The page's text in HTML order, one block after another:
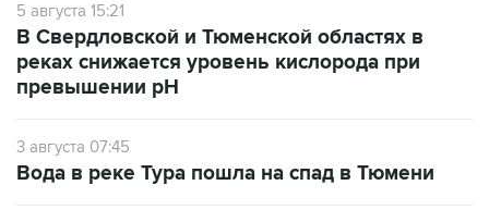
5 августа 15:21
В Свердловской и Тюменской областях в
реках снижается уровень кислорода при
превышении рН
3 августа 07:45
Вода в реке Тура пошла на спад в Тюмени